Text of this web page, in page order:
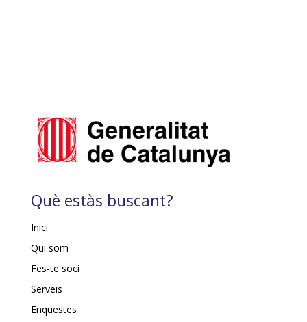
Què estàs buscant?
Inici
Qui som
Fes-te soci
Serveis
Enquestes